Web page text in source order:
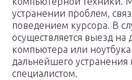
устранении проблем,
поведением курсора. В
осуществляется выезд на
компьютера или
дальнейшего
специалистом.